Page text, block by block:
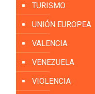
TURISMO
UNIÓN EUROPEA
VALENCIA
VENEZUELA
VIOLENCIA